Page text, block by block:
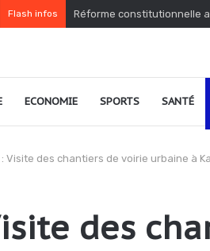
Flash infos Togo : le PPT dénonce
ECONOMIE SPORTS SANTÉ
: Visite des chantiers de voirie urbaine à
des